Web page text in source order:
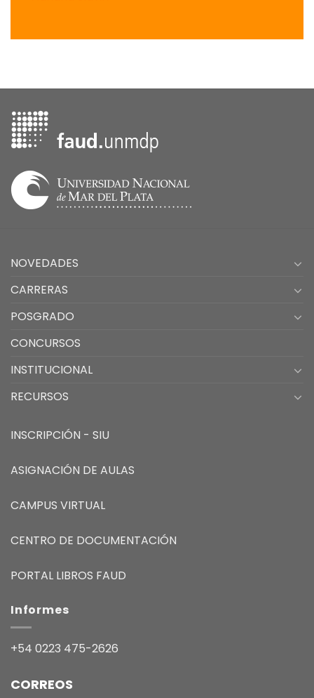
NOVEDADES
CARRERAS
POSGRADO
CONCURSOS
INSTITUCIONAL
RECURSOS
INSCRIPCIÓN - SIU
ASIGNACIÓN DE AULAS
CAMPUS VIRTUAL
CENTRO DE DOCUMENTACIÓN
PORTAL LIBROS FAUD
Informes
+54 0223 475-2626
CORREOS